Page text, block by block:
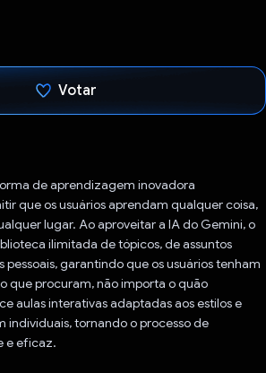
Votar
de aprendizagem inovadora
que os usuários aprendam qualquer coisa,
lugar. Ao aproveitar a IA do Gemini, o
ilimitada de tópicos, de assuntos
pessoais, garantindo que os usuários tenham
que procuram, não importa o quão
aulas interativas adaptadas aos estilos e
individuais, tornando o processo de
e eficaz.